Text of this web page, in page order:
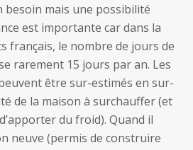
besoin mais une possibilité
est importante car dans la
français, le nombre de jours de
rarement 15 jours par an. Les
être sur-estimés en sur-
de la maison à surchauffer (et
du froid). Quand il
neuve (permis de construire